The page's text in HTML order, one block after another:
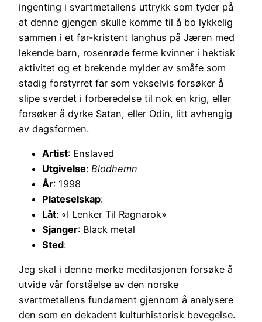
ingenting i svartmetallens uttrykk som tyder på
at denne gjengen skulle komme til å bo lykkelig
sammen i et før-kristent langhus på Jæren med
lekende barn, rosenrøde ferme kvinner i hektisk
aktivitet og et brekende mylder av småfe som
stadig forstyrret far som vekselvis forsøker å
slipe sverdet i forberedelse til nok en krig, eller
forsøker å dyrke Satan, eller Odin, litt avhengig
av dagsformen.
Artist: Enslaved
Utgivelse: Blodhemn
År: 1998
Plateselskap:
Låt: «I Lenker Til Ragnarok»
Sjanger: Black metal
Sted:
Jeg skal i denne mørke meditasjonen forsøke å
utvide vår forståelse av den norske
svartmetallens fundament gjennom å analysere
den som en dekadent kulturhistorisk bevegelse.